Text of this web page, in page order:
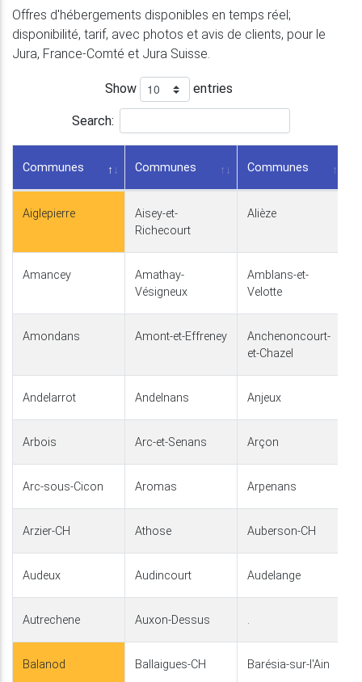
Offres d'hébergements disponibles en temps réel;
disponibilité, tarif, avec photos et avis de clients, pour le
Jura, France-Comté et Jura Suisse.
Show entries
Search:
Communes Communes Communes
Aiglepierre
Aisey-et-
Richecourt
Alièze
Amancey
Amathay-
Vésigneux
Amblans-et-
Velotte
Amondans Amont-et-Effreney
Anchenoncourt-
et-Chazel
Andelarrot Andelnans Anjeux
Arbois Arc-et-Senans Arçon
Arc-sous-Cicon Aromas Arpenans
Arzier-CH Athose Auberson-CH
Audeux Audincourt Audelange
Autrechene Auxon-Dessus .
Balanod Ballaigues-CH Barésia-sur-l'Ain